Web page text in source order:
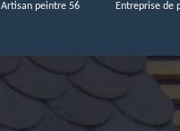
Artisan peintre 56 Entreprise de